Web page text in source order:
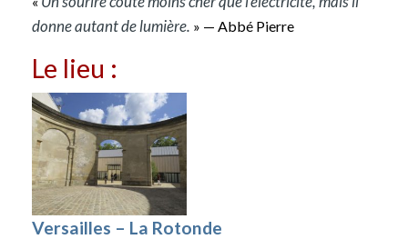
donne autant de lumière. » — Abbé Pierre
Le lieu :
Versailles – La Rotonde